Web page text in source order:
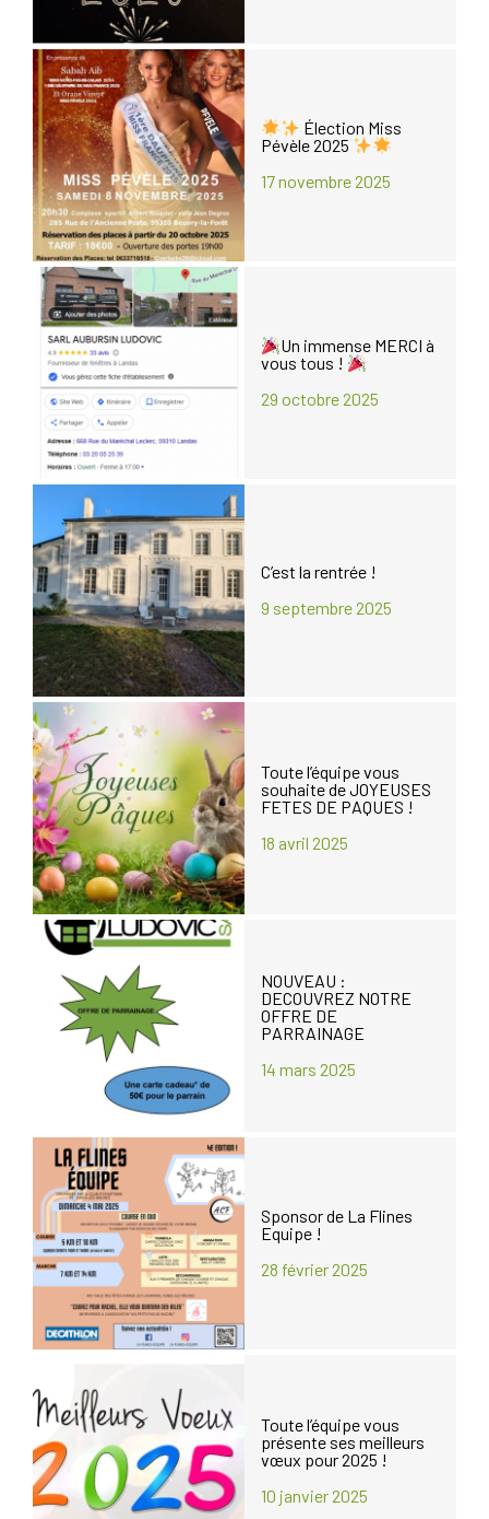
Élection Miss
Pévèle 2025
17 novembre 2025
Un immense MERCI à
vous tous !
29 octobre 2025
C’est la rentrée !
9 septembre 2025
Toute l’équipe vous
souhaite de JOYEUSES
FETES DE PAQUES !
18 avril 2025
NOUVEAU :
DECOUVREZ NOTRE
OFFRE DE
PARRAINAGE
14 mars 2025
Sponsor de La Flines
Equipe !
28 février 2025
Toute l’équipe vous
présente ses meilleurs
vœux pour 2025 !
10 janvier 2025